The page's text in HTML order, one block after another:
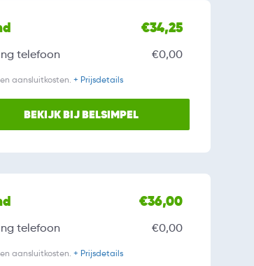
€34,25
telefoon €0,00
aansluitkosten. + Prijsdetails
BEKIJK BIJ BELSIMPEL
€36,00
telefoon €0,00
aansluitkosten. + Prijsdetails